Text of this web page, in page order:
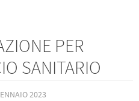
PER
SANITARIO
2023